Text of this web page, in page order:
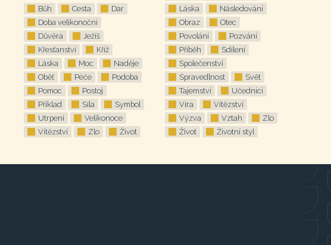
Bůh Cesta
Dar
Doba velikonoční
Důvěra
Ježíš
Křesťanství
Kříž
Láska
Moc
Naděje
Oběť
Péče
Podoba
Pomoc
Postoj
Příklad
Síla
Symbol
Utrpení
Velikonoce
Vítězství
Zlo Život
Láska
Následování
Obraz
Otec
Povolání
Pozvání
Příběh
Sdílení
Společenství
Spravedlnost
Svět
Tajemství
Učedníci
Víra
Vítězství
Výzva
Vztah
Zlo
Život
Životní styl